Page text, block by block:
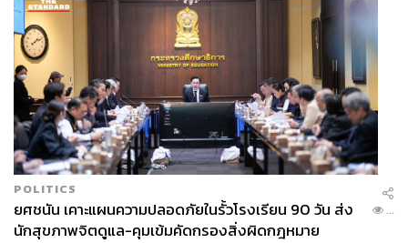
นอกจากนี้ Negative Income Tax ยังเป็นนโยบายที่ ลวรณ
แสงสนิท ปลัดกระทรวงการคลัง เคยประกาศว่า จะนำ
นโยบายนี้มาใช้ในอีก 2 ปีข้างหน้า หรือภายในปี 2570
“แนวคิดของ Negative Income Tax คือ หากรายได้ถึงเกณฑ์
ต้องมาเสียภาษี แต่หากมีรายได้ไม่ถึงเกณฑ์ก็มารับสวัสดิการ
ดังนั้นทุกคนต้องยื่นแบบภาษี ผู้มีรายได้น้อยก็ต้องยื่นเพื่อ
ยืนยันว่ามีรายได้น้อยจริงๆ เราตั้งเป้าว่าปี 2570 จะเริ่มใช้ได้
จริง ตอนนี้ก็กำลังเดินหน้าพัฒนาระบบต่างๆ อยู่” ลวรณ เคย
ระบุ
POLITICS
ยศชนัน เคาะแผนความปลอดภัยในรั้วโรงเรียน 90 วัน ส่ง
นักสุขภาพจิตดูแล-คุมเข้มคัดกรองสิ่งผิดกฎหมาย
...